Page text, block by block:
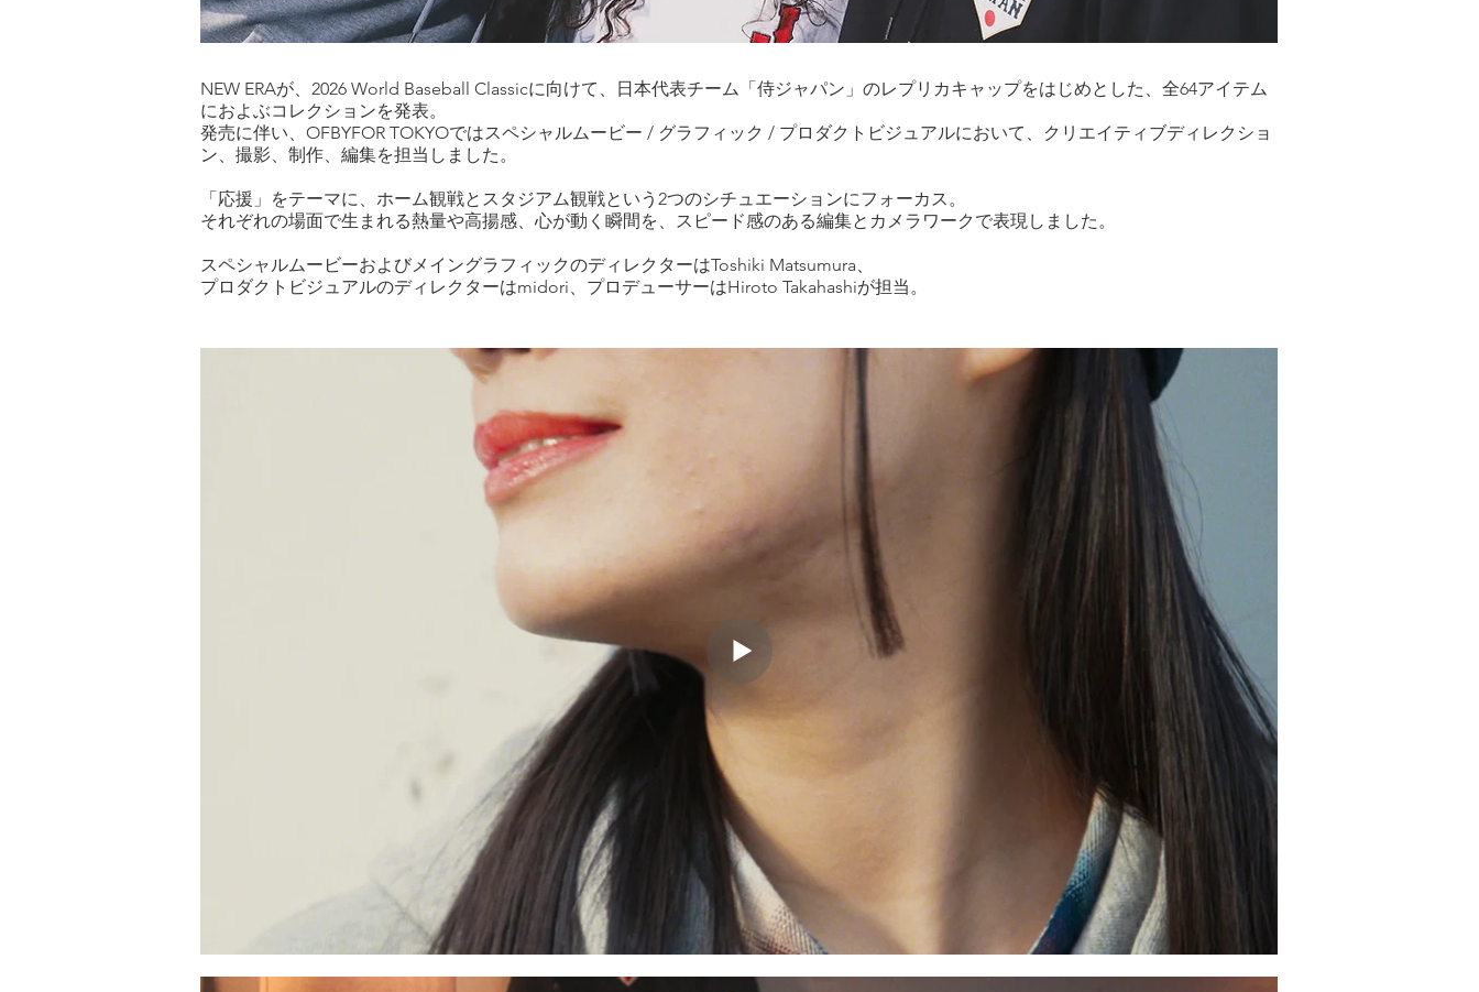
NEW ERAが、2026 World Baseball Classicに向けて、日本代表チーム「侍ジャパン」のレプリカキャップをはじめとした、全64アイテム
におよぶコレクションを発表。
発売に伴い、OFBYFOR TOKYOではスペシャルムービー / グラフィック / プロダクトビジュアルにおいて、クリエイティブディレクショ
ン、撮影、制作、編集を担当しました。
「応援」をテーマに、ホーム観戦とスタジアム観戦という2つのシチュエーションにフォーカス。
それぞれの場面で生まれる熱量や高揚感、心が動く瞬間を、スピード感のある編集とカメラワークで表現しました。
スペシャルムービーおよびメイングラフィックのディレクターはToshiki Matsumura、
プロダクトビジュアルのディレクターはmidori、プロデューサーはHiroto Takahashiが担当。